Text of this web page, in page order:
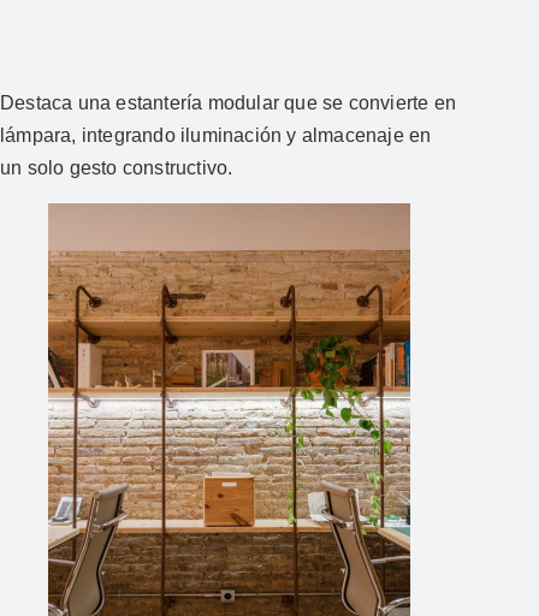
Destaca una estantería modular que se convierte en
lámpara, integrando iluminación y almacenaje en
un solo gesto constructivo.